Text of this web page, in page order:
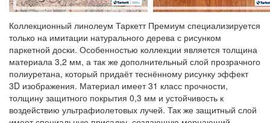
Коллекционный линолеум Таркетт Премиум специализируется
только на имитации натурального дерева с рисунком
паркетной доски. Особенностью коллекции является толщина
материала 3,2 мм, а так же дополнительный слой прозрачного
полиуретана, который придаёт теснённому рисунку эффект
3D изображения. Материал имеет 31 класс прочности,
толщину защитного покрытия 0,3 мм и устойчивость к
воздействию ультрафиолетовых лучей. Так же защитный слой